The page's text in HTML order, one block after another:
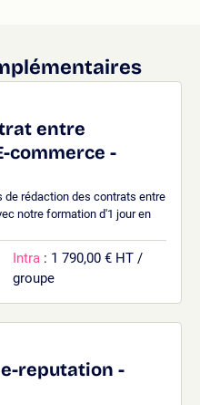
entre
commerce -
rédaction des contrats entre
notre formation d'1 jour en
Intra : 1 790,00 € HT /
groupe
reputation -